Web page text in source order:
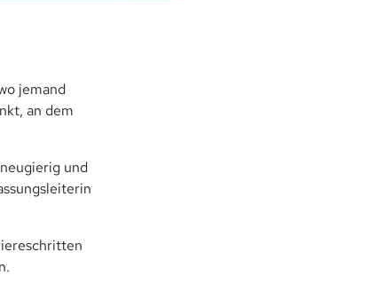
jemand
an dem
und